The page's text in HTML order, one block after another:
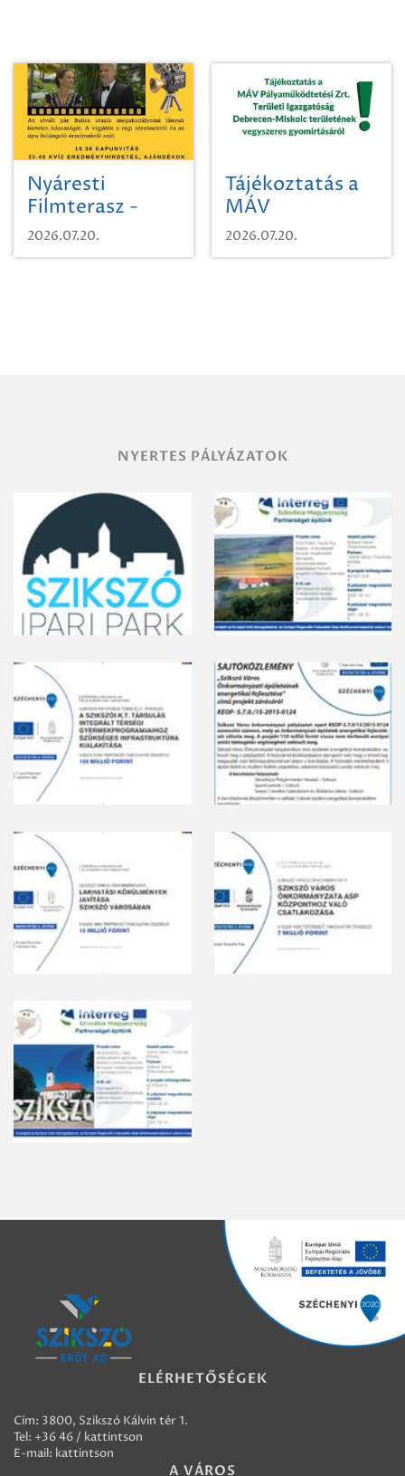
Nyáresti
Filmterasz -
Beugró a
Paradicsomba
2026.07.20.
Tájékoztatás a
MÁV
Pályaműködtetési
Zrt. Területi
2026.07.20.
NYERTES PÁLYÁZATOK
ELÉRHETŐSÉGEK
Cím: 3800, Szikszó Kálvin tér 1.
Tel: +36 46 / kattintson
E-mail: kattintson
A VÁROS